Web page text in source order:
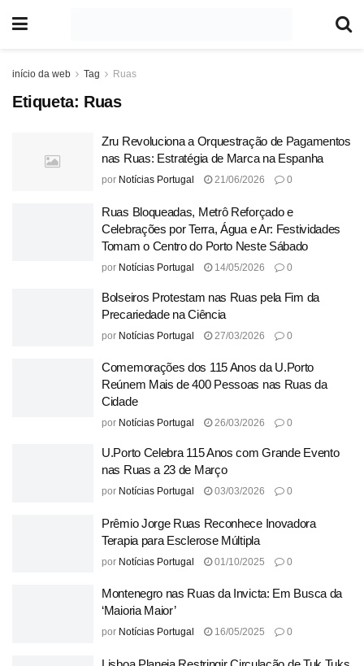
início da web Tag Ruas
Etiqueta: Ruas
Zru Revoluciona a Orquestração de Pagamentos
nas Ruas: Estratégia de Marca na Espanha
por Notícias Portugal 21/06/2026 0
Ruas Bloqueadas, Metrô Reforçado e
Celebrações por Terra, Água e Ar: Festividades
Tomam o Centro do Porto Neste Sábado
por Notícias Portugal 14/05/2026 0
Bolseiros Protestam nas Ruas pela Fim da
Precariedade na Ciência
por Notícias Portugal 27/03/2026 0
Comemorações dos 115 Anos da U.Porto
Reúnem Mais de 400 Pessoas nas Ruas da
Cidade
por Notícias Portugal 26/03/2026 0
U.Porto Celebra 115 Anos com Grande Evento
nas Ruas a 23 de Março
por Notícias Portugal 03/03/2026 0
Prêmio Jorge Ruas Reconhece Inovadora
Terapia para Esclerose Múltipla
por Notícias Portugal 01/10/2025 0
Montenegro nas Ruas da Invicta: Em Busca da
‘Maioria Maior’
por Notícias Portugal 16/05/2025 0